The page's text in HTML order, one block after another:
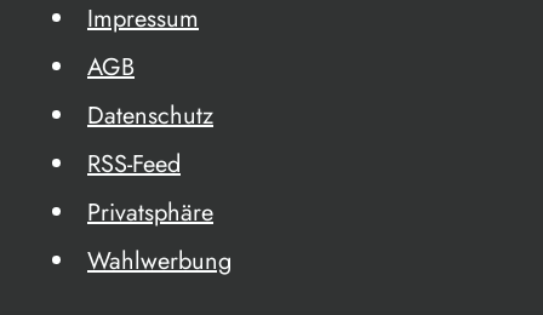
Impressum
AGB
Datenschutz
RSS-Feed
Privatsphäre
Wahlwerbung